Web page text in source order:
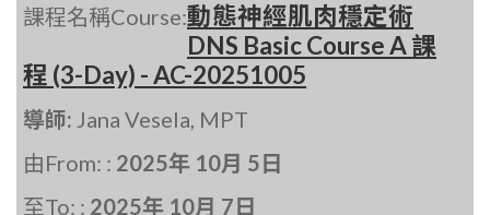
課程名稱Course:動態神經肌肉穩定術
DNS Basic Course A 課
程 (3-Day) - AC-20251005
導師: Jana Vesela, MPT
由From: : 2025年 10月 5日
至To: : 2025年 10月 7日